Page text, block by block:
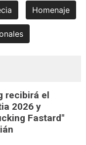
Homenaje
recibirá el
2026 y
Fastard"